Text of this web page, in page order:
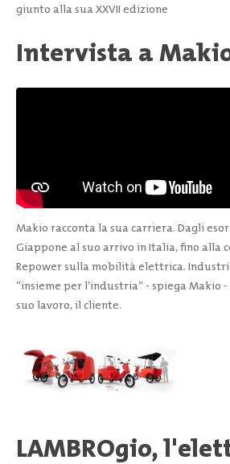
giunto alla sua XXVII edizione
Intervista a
Makio racconta la sua carriera. Dagli
Giappone al suo arrivo in Italia, fino alla
Repower sulla mobilità elettrica.
“insieme per l’industria” - spiega Makio
suo lavoro, il cliente.
LAMBROgio,